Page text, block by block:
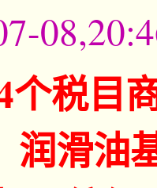
个税目
润滑油